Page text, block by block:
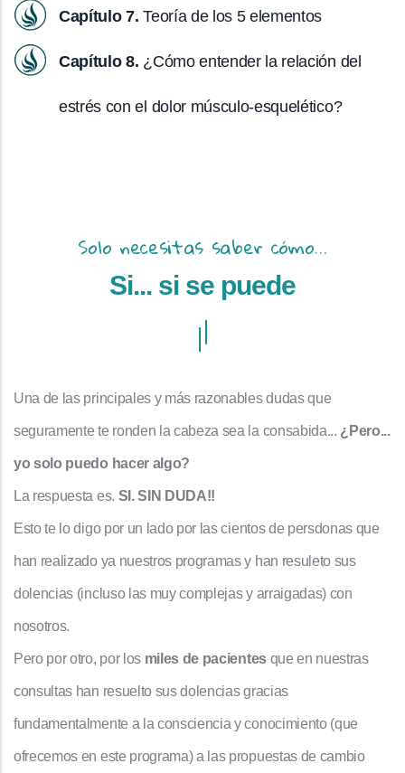
Capítulo 7. Teoría de los 5 elementos
Capítulo 8. ¿Cómo entender la relación del
estrés con el dolor músculo-esquelético?
Solo necesitas saber cómo...
Si... si se puede
Una de las principales y más razonables dudas que
seguramente te ronden la cabeza sea la consabida... ¿Pero...
yo solo puedo hacer algo?
La respuesta es. SI. SIN DUDA!!
Esto te lo digo por un lado por las cientos de persdonas que
han realizado ya nuestros programas y han resuleto sus
dolencias (incluso las muy complejas y arraigadas) con
nosotros.
Pero por otro, por los miles de pacientesque en nuestras
consultas han resuelto sus dolencias gracias
fundamentalmente a la consciencia y conocimiento (que
ofrecemos en este programa) a las propuestas de cambio